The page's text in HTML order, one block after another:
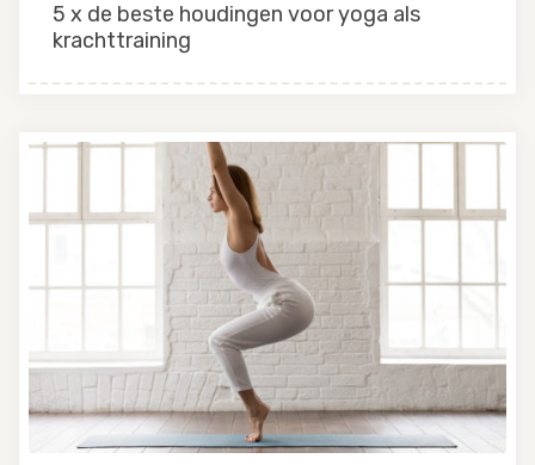
5 x de beste houdingen voor yoga als
krachttraining